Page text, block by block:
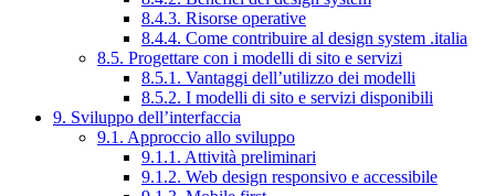
8.4.3. Risorse operative
8.4.4. Come contribuire al design system .italia
8.5. Progettare con i modelli di sito e servizi
8.5.1. Vantaggi dell’utilizzo dei modelli
8.5.2. I modelli di sito e servizi disponibili
9. Sviluppo dell’interfaccia
9.1. Approccio allo sviluppo
9.1.1. Attività preliminari
9.1.2. Web design responsivo e accessibile